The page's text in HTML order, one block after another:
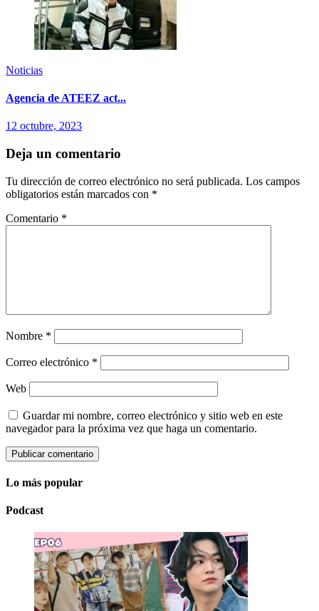
Noticias
Agencia de ATEEZ act...
12 octubre, 2023
Deja un comentario
Tu dirección de correo electrónico no será publicada. Los campos
obligatorios están marcados con *
Comentario *
Nombre *
Correo electrónico *
Web
Guardar mi nombre, correo electrónico y sitio web en este
navegador para la próxima vez que haga un comentario.
Lo más popular
Podcast